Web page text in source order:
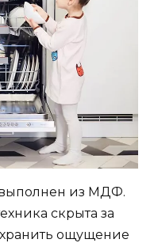
из МДФ.
скрыта за
ощущение